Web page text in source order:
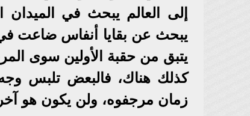
إلى العالم يبحث في
يبحث عن بقايا أنفاس ضاعت
يتبق من حقبة الأولين سوى
كذلك هناك، فالبعض تلبس
زمان مرجفوه، ولن يكون هو